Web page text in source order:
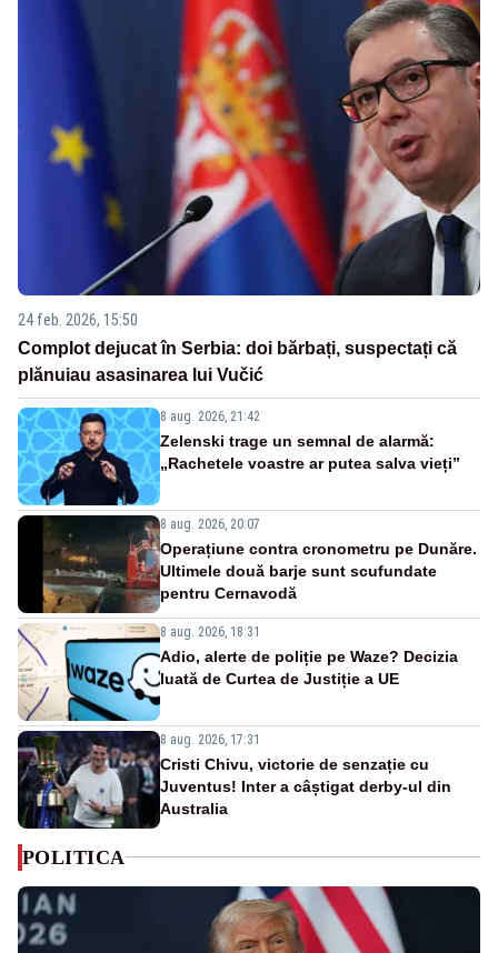
24 feb. 2026, 15:50
Complot dejucat în Serbia: doi bărbați, suspectați că
plănuiau asasinarea lui Vučić
8 aug. 2026, 21:42
Zelenski trage un semnal de alarmă:
„Rachetele voastre ar putea salva vieți”
8 aug. 2026, 20:07
Operațiune contra cronometru pe Dunăre.
Ultimele două barje sunt scufundate
pentru Cernavodă
8 aug. 2026, 18:31
Adio, alerte de poliție pe Waze? Decizia
luată de Curtea de Justiție a UE
8 aug. 2026, 17:31
Cristi Chivu, victorie de senzație cu
Juventus! Inter a câștigat derby-ul din
Australia
POLITICA